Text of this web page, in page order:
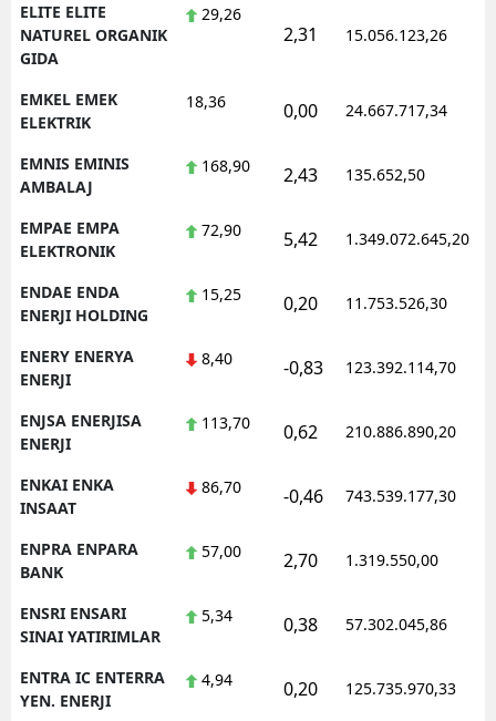
ELITE ELITE
NATUREL ORGANIK
GIDA
29,26
2,31 15.056.123,26
EMKEL EMEK
ELEKTRIK
18,36 0,00 24.667.717,34
EMNIS EMINIS
AMBALAJ
168,90 2,43 135.652,50
EMPAE EMPA
ELEKTRONIK
72,90 5,42 1.349.072.645,20
ENDAE ENDA
ENERJI HOLDING
15,25 0,20 11.753.526,30
ENERY ENERYA
ENERJI
8,40 -0,83 123.392.114,70
ENJSA ENERJISA
ENERJI
113,70 0,62 210.886.890,20
ENKAI ENKA
INSAAT
86,70 -0,46 743.539.177,30
ENPRA ENPARA
BANK
57,00 2,70 1.319.550,00
ENSRI ENSARI
SINAI YATIRIMLAR
5,34 0,38 57.302.045,86
ENTRA IC ENTERRA
YEN. ENERJI
4,94 0,20 125.735.970,33